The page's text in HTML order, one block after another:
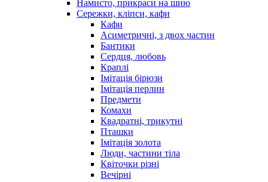
Намисто, прикраси на шию
Сережки, кліпси, кафи
Кафи
Асиметричні, з двох частин
Бантики
Сердця, любовь
Краплі
Імітація бірюзи
Імітація перлин
Предмети
Комахи
Квадратні, трикутні
Пташки
Імітація золота
Люди, частини тіла
Квіточки різні
Вечірні